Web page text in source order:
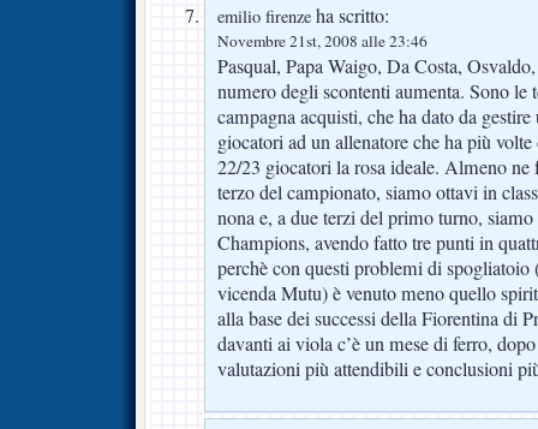
emilio firenze ha scritto:
Novembre 21st, 2008 alle 23:46
Pasqual, Papa Waigo, Da Costa,
numero degli scontenti aumenta. Sono le
campagna acquisti, che ha dato da
giocatori ad un allenatore che ha più
22/23 giocatori la rosa ideale. Almeno ne
terzo del campionato, siamo ottavi in
nona e, a due terzi del primo turno,
Champions, avendo fatto tre punti in
perchè con questi problemi di spogliatoio
vicenda Mutu) è venuto meno quello
alla base dei successi della Fiorentina di
davanti ai viola c’è un mese di ferro,
valutazioni più attendibili e conclusioni